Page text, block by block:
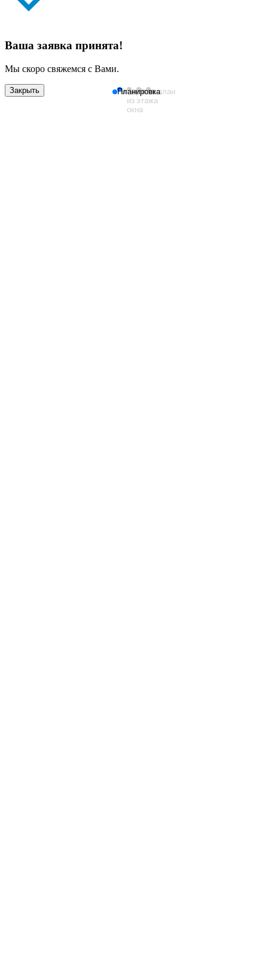
Планировка
Вид
из
окна
План
этажа
Генплан
Ваша заявка принята!
Мы скоро свяжемся с Вами.
Закрыть